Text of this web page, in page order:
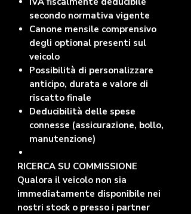
secondo normativa vigente
Canone mensile comprensivo
degli optional presenti sul
veicolo
Possibilità di personalizzare
anticipo, durata e valore di
riscatto finale
Deducibilità delle spese
connesse (assicurazione, bollo,
manutenzione)
RICERCA SU COMMISSIONE
Qualora il veicolo non sia
immediatamente disponibile nei
nostri stock o presso i partner